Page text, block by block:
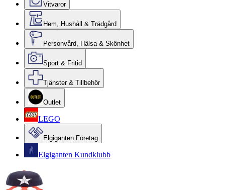
Vitvaror
Hem, Hushåll & Trädgård
Personvård, Hälsa & Skönhet
Sport & Fritid
Tjänster & Tillbehör
Outlet
LEGO
Elgiganten Företag
Elgiganten Kundklubb